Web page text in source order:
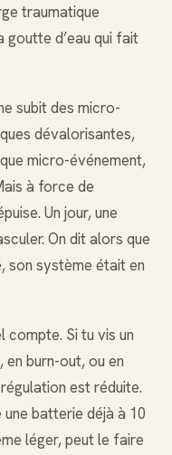
traumatique
goutte d’eau qui fait
subit des micro-
dévalorisantes,
micro-événement,
à force de
Un jour, une
On dit alors que
son système était en
Si tu vis un
burn-out, ou en
est réduite.
batterie déjà à 10
léger, peut le faire